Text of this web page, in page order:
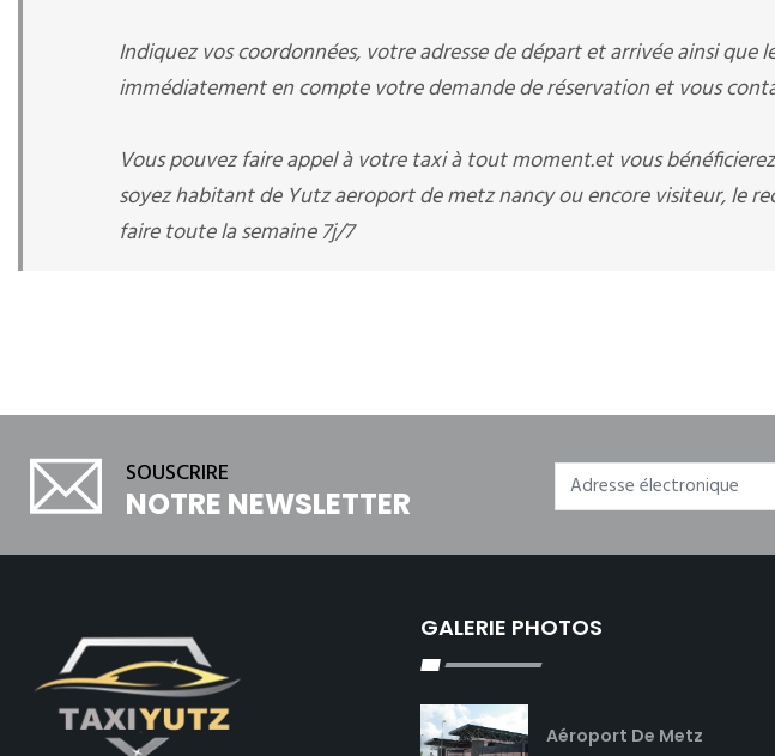
Indiquez vos coordonnées, votre adresse de départ et arrivée ainsi que
immédiatement en compte votre demande de réservation et vous
Vous pouvez faire appel à votre taxi à tout moment.et vous
soyez habitant de Yutz aeroport de metz nancy ou encore visiteur, le
faire toute la semaine 7j/7
SOUSCRIRE
NOTRE NEWSLETTER
GALERIE PHOTOS
Aéroport De Metz